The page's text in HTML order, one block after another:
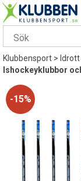
Klubbensport> Idrott
Ishockeyklubbor
15%